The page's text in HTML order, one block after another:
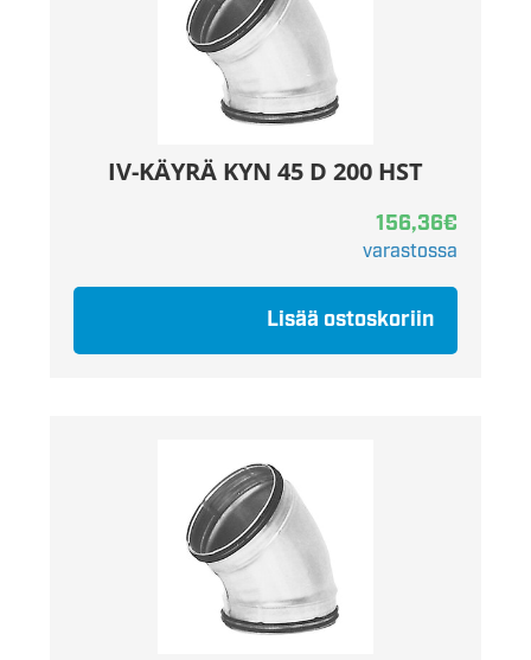
IV-KÄYRÄ KYN 45 D 200 HST
156,36€
varastossa
Lisää ostoskoriin